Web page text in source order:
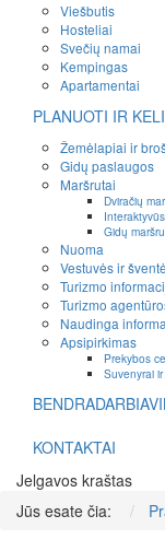
Viešbutis
Hosteliai
Svečių namai
Kempingas
Apartamentai
PLANUOTI IR
Žemėlapiai ir
Gidų paslaugos
Maršrutai
Dviračių
Gidų
Nuoma
Vestuvės ir
Turizmo
Turizmo
Naudinga
Apsipirkimas
Prekybos
Suvenyrai
KONTAKTAI
Jelgavos kraštas
Jūs esate čia: